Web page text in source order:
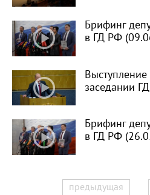
Брифинг
в ГД РФ
заседании
Брифинг
в ГД РФ
предыдущая